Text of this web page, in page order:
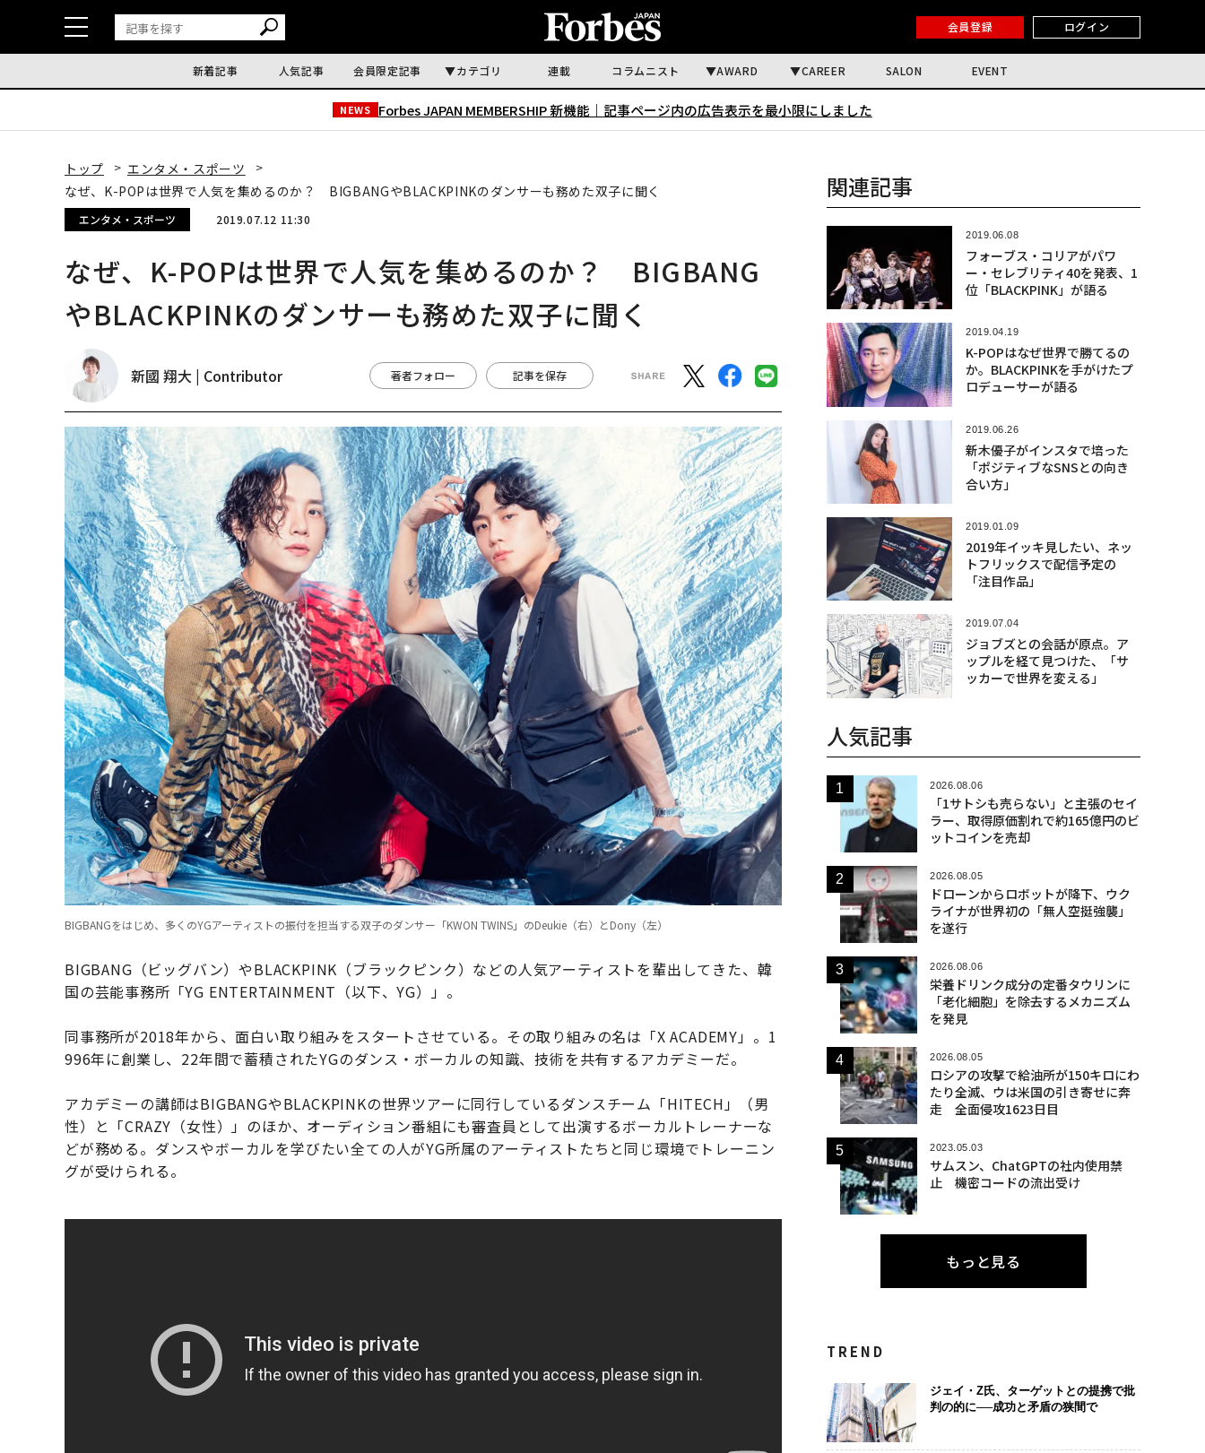
会員登録 ログイン
新着記事 人気記事 会員限定記事 カテゴリ 連載 コラムニスト AWARD CAREER SALON EVENT
NEWS Forbes JAPAN MEMBERSHIP 新機能｜ 記事ページ内の広告表示を最小限にしました
トップ
エンタメ・スポーツ
なぜ、K-POPは世界で人気を集めるのか？ BIGBANGやBLACKPINKのダンサーも務めた双子に聞く
エンタメ・スポーツ 2019.07.12 11:30
なぜ、K-POPは世界で人気を集めるのか？ BIGBANG
やBLACKPINKのダンサーも務めた双子に聞く
新國 翔大 | Contributor 著者フォロー 記事を保存
BIGBANGをはじめ、多くのYGアーティストの振付を担当する双子のダンサー「KWON TWINS」のDeukie（右）とDony（左）
BIGBANG（ビッグバン）やBLACKPINK（ブラックピンク）などの人気アーティストを輩出してきた、韓
国の芸能事務所「YG ENTERTAINMENT（以下、YG）」。
同事務所が2018年から、面白い取り組みをスタートさせている。その取り組みの名は「X ACADEMY」。1
996年に創業し、22年間で蓄積されたYGのダンス・ボーカルの知識、技術を共有するアカデミーだ。
アカデミーの講師はBIGBANGやBLACKPINKの世界ツアーに同行しているダンスチーム「HITECH」（男
性）と「CRAZY（女性）」のほか、オーディション番組にも審査員として出演するボーカルトレーナーな
どが務める。ダンスやボーカルを学びたい全ての人がYG所属のアーティストたちと同じ環境でトレーニン
グが受けられる。
関連記事
2019.06.08
フォーブス・コリアがパワ
ー・セレブリティ40を発表、1
位「BLACKPINK」が語る
2019.04.19
K-POPはなぜ世界で勝てるの
か。BLACKPINKを手がけたプ
ロデューサーが語る
2019.06.26
新木優子がインスタで培った
「ポジティブなSNSとの向き
合い方」
2019.01.09
2019年イッキ見したい、ネッ
トフリックスで配信予定の
「注目作品」
2019.07.04
ジョブズとの会話が原点。ア
ップルを経て見つけた、「サ
ッカーで世界を変える」
人気記事
2026.08.06
「1サトシも売らない」と主張のセイ
ラー、取得原価割れで約165億円のビ
ットコインを売却
2026.08.05
ドローンからロボットが降下、ウク
ライナが世界初の「無人空挺強襲」
を遂行
2026.08.06
栄養ドリンク成分の定番タウリンに
「老化細胞」を除去するメカニズム
を発見
2026.08.05
ロシアの攻撃で給油所が150キロにわ
たり全滅、ウは米国の引き寄せに奔
走 全面侵攻1623日目
2023.05.03
サムスン、ChatGPTの社内使用禁
止 機密コードの流出受け
もっと見る
TREND
ジェイ・Z氏、ターゲットとの提携で批
判の的に──成功と矛盾の狭間で